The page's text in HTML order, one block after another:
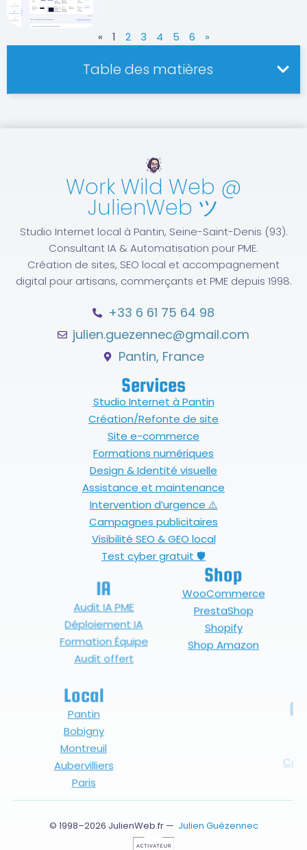
« 1 2 3 4 5 6 »
Table des matières
Work Wild Web @
JulienWeb ツ
Studio Internet local à Pantin, Seine-Saint-Denis (93).
Consultant IA & Automatisation pour PME.
Création de sites, SEO local et accompagnement
digital pour artisans, commerçants et PME depuis 1998.
+33 6 61 75 64 98
julien.guezennec@gmail.com
Pantin, France
Services
Studio Internet à Pantin
Création/Refonte de site
Site e-commerce
Formations numériques
Design & Identité visuelle
Assistance et maintenance
Intervention d’urgence ⚠️
Campagnes publicitaires
Visibilité SEO & GEO local
Test cyber gratuit 🛡
Audit IA PME
Déploiement IA
Formation Équipe
Audit offert
Shop
WooCommerce
PrestaShop
Shopify
Shop Amazon
Pantin
Bobigny
Montreuil
Aubervilliers
Paris
© 1998–2026 JulienWeb.fr — Julien Guézennec